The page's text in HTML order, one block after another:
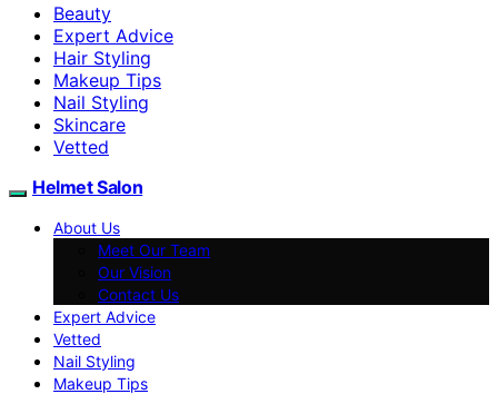
Beauty
Expert Advice
Hair Styling
Makeup Tips
Nail Styling
Skincare
Vetted
Helmet Salon
About Us
Meet Our Team
Our Vision
Contact Us
Expert Advice
Vetted
Nail Styling
Makeup Tips